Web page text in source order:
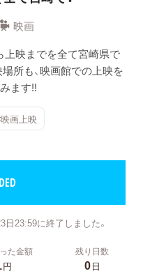
映画
映までを全て宮崎県で
所も、映画館での上映を
ます!!
画上映
日23:59に終了しました。
た金額
円
残り日数
0日